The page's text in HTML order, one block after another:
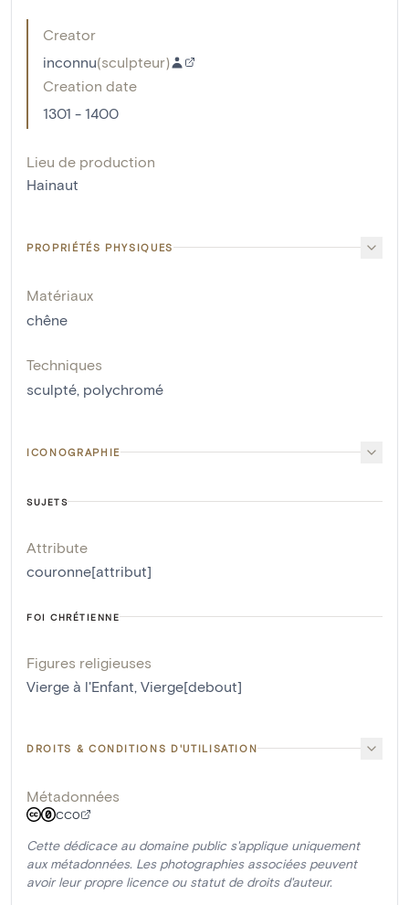
Creator
inconnu(sculpteur)
Creation date
1301 - 1400
Lieu de production
Hainaut
PROPRIÉTÉS PHYSIQUES
Matériaux
chêne
Techniques
sculpté polychromé
ICONOGRAPHIE
SUJETS
Attribute
couronne[attribut]
FOI CHRÉTIENNE
Figures religieuses
Vierge à l'Enfant Vierge[debout]
DROITS & CONDITIONS D'UTILISATION
Métadonnées
CC0
Cette dédicace au domaine public s'applique uniquement
aux métadonnées. Les photographies associées peuvent
avoir leur propre licence ou statut de droits d'auteur.